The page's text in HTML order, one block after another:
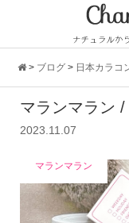
> ブログ > 日本カラコ
ージュ
マランマラン /
2023.11.07
マランマラン